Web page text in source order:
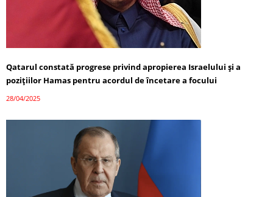
Qatarul constată progrese privind apropierea Israelului și a
pozițiilor Hamas pentru acordul de încetare a focului
28/04/2025